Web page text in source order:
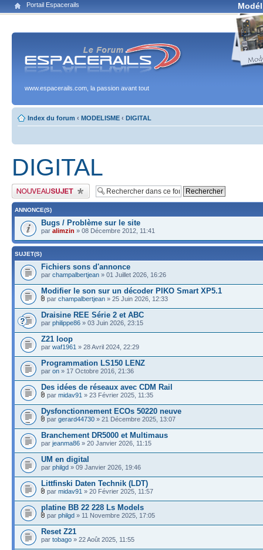
Portail Espacerails
www.espacerails.com, la passion avant tout
Index du forum ‹ MODELISME ‹ DIGITAL
DIGITAL
Publier un nouveau sujet
ANNONCE(S)
Bugs / Problème sur le site
par alimzin » 08 Décembre 2012, 11:41
SUJET(S)
Fichiers sons d'annonce
par champalbertjean » 01 Juillet 2026, 16:26
Modifier le son sur un décoder PIKO Smart XP5.1
par champalbertjean » 25 Juin 2026, 12:33
Draisine REE Série 2 et ABC
par philippe86 » 03 Juin 2026, 23:15
Z21 loop
par waf1961 » 28 Avril 2024, 22:29
Programmation LS150 LENZ
par on » 17 Octobre 2016, 21:36
Des idées de réseaux avec CDM Rail
par midav91 » 23 Février 2025, 11:35
Dysfonctionnement ECOs 50220 neuve
par gerard44730 » 21 Décembre 2025, 13:07
Branchement DR5000 et Multimaus
par jeanma86 » 20 Janvier 2026, 11:15
UM en digital
par philgd » 09 Janvier 2026, 19:46
Littfinski Daten Technik (LDT)
par midav91 » 20 Février 2025, 11:57
platine BB 22 228 Ls Models
par philgd » 11 Novembre 2025, 17:05
Reset Z21
par tobago » 22 Août 2025, 11:55